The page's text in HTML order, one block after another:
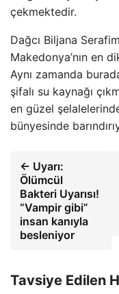
çekmektedir.
Dağcı Biljana
Makedonya’nın en
Aynı zamanda
şifalı su kaynağı
en güzel
bünyesinde
← Uyarı:
Ölümcül
Bakteri Uyarısı!
“Vampir gibi”
insan kanıyla
besleniyor
Tavsiye Edilen